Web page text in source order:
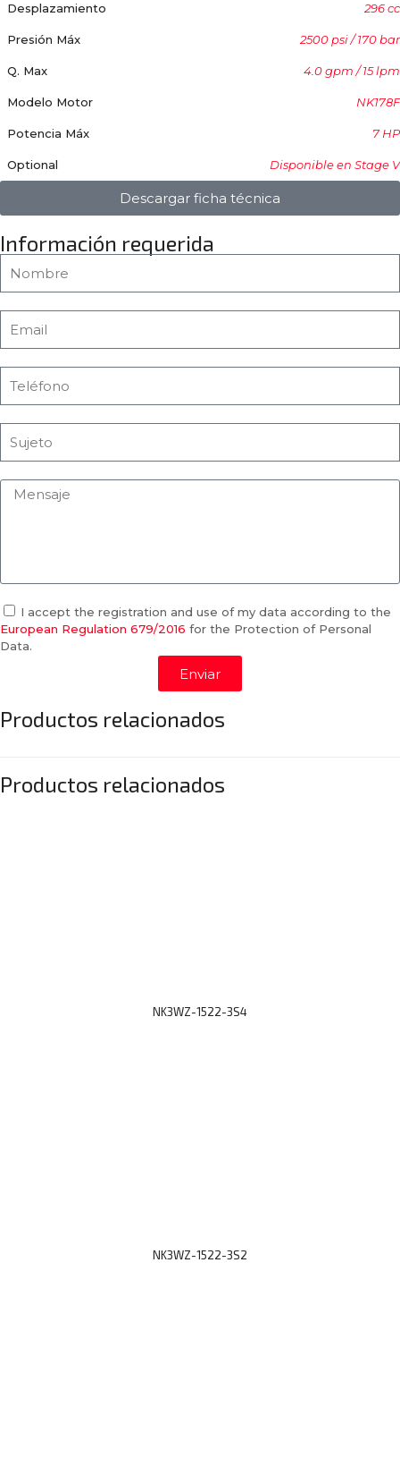
Desplazamiento
296 cc
Presión Máx 2500 psi / 170 bar
Q. Max 4.0 gpm / 15 lpm
Modelo Motor NK178F
Potencia Máx 7 HP
Optional Disponible en Stage V
Descargar ficha técnica
Información requerida
I accept the registration and use of my data according to the
European Regulation 679/2016 for the Protection of Personal
Data.
Enviar
Productos relacionados
Productos relacionados
NK3WZ-1522-3S4
NK3WZ-1522-3S2